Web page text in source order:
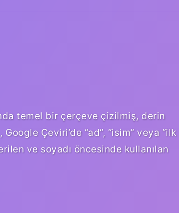
temel bir çerçeve çizilmiş, derin
Çeviri’de “ad”, “isim” veya “ilk
ve soyadı öncesinde kullanılan